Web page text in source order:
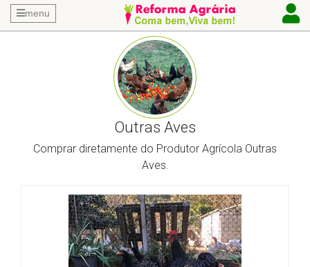
menu
Outras Aves
Comprar diretamente do Produtor Agrícola Outras
Aves.